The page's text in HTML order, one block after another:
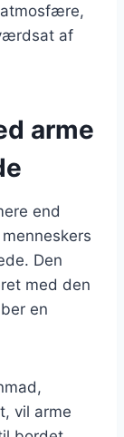
af
arme
end
Den
med den
en
vil arme